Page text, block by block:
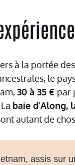
à la portée
le
30 à 35 € par
baie d’Along,
autant de
assis sur